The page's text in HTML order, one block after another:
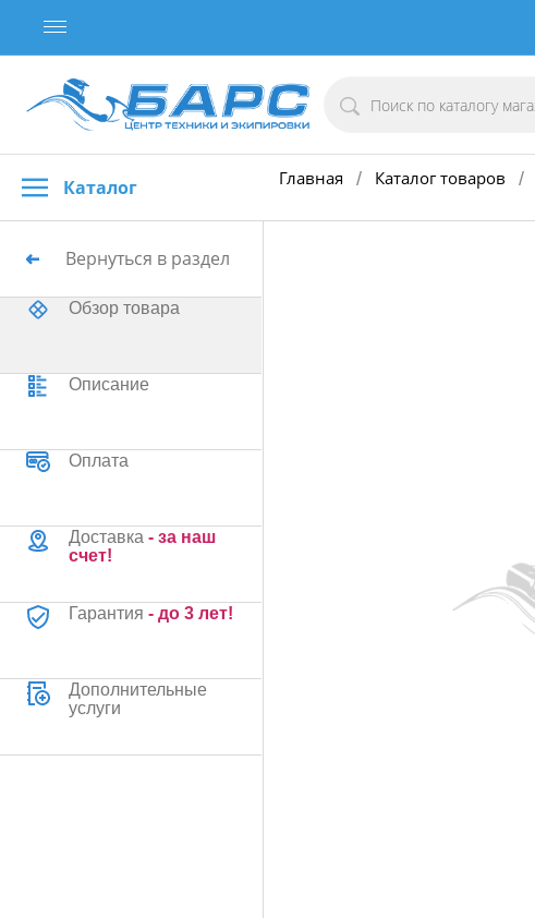
Каталог Главная / Каталог товаров /
Вернуться в раздел
Обзор товара
Описание
Оплата
Доставка - за наш
счет!
Гарантия - до 3 лет!
Дополнительные
услуги